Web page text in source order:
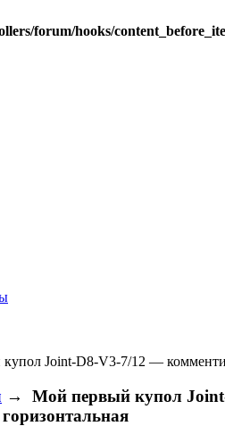
forum/hooks/
Joint-D8-V3-7/12 —
→ Мой первый купол